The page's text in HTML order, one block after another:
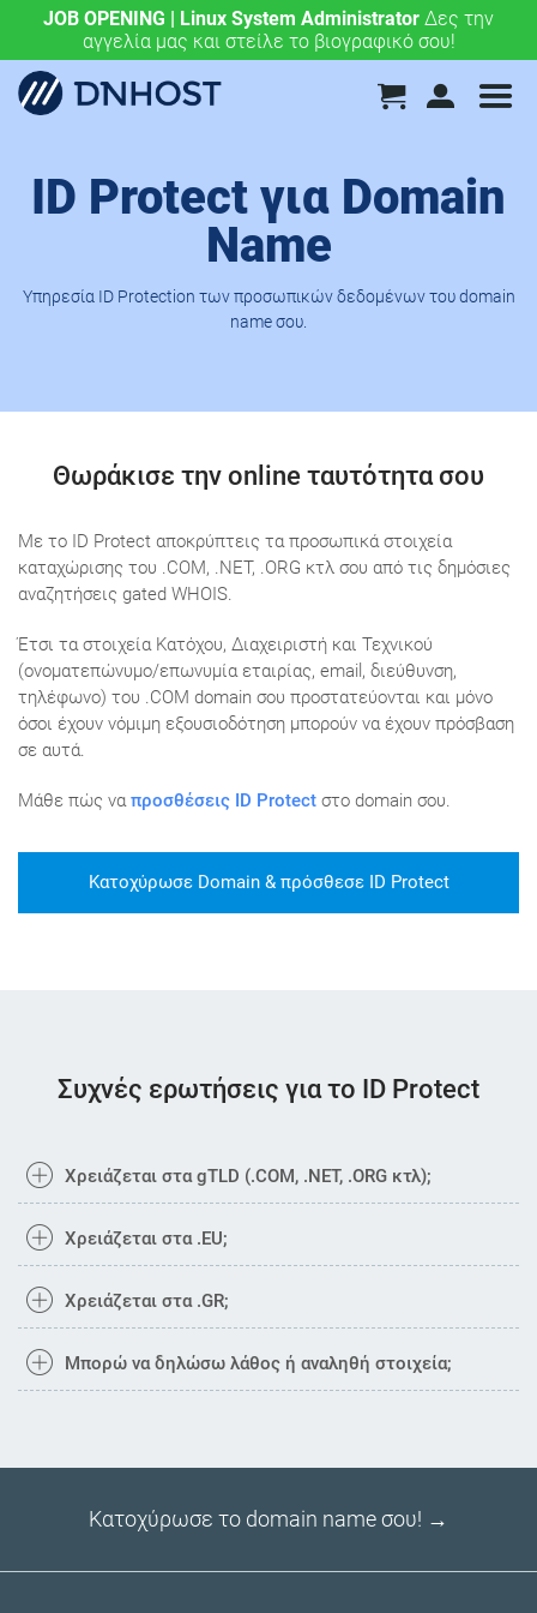
JOB OPENING | Linux System Administrator Δες την
αγγελία μας και στείλε το βιογραφικό σου!
.eu & .ευ domains μόνο 4,90 €/έτος.Χάραξε την
ευρωπαϊκή σου πορεία σήμερα!
ID Protect για Domain
Name
Υπηρεσία ID Protection των προσωπικών δεδομένων του domain
name σου.
Θωράκισε την online ταυτότητα σου
Με το ID Protect αποκρύπτεις τα προσωπικά στοιχεία
καταχώρισης του .COM, .NET, .ORG κτλ σου από τις δημόσιες
αναζητήσεις gated WHOIS.
Έτσι τα στοιχεία Κατόχου, Διαχειριστή και Τεχνικού
(ονοματεπώνυμο/επωνυμία εταιρίας, email, διεύθυνση,
τηλέφωνο) του .COM domain σου προστατεύονται και μόνο
όσοι έχουν νόμιμη εξουσιοδότηση μπορούν να έχουν πρόσβαση
σε αυτά.
Μάθε πώς ναπροσθέσεις ID Protect στο domain σου.
Κατοχύρωσε Domain & πρόσθεσε ID Protect
Συχνές ερωτήσεις για το ID Protect
Χρειάζεται στα gTLD (.COM, .NET, .ORG κτλ);
Χρειάζεται στα .EU;
Χρειάζεται στα .GR;
Μπορώ να δηλώσω λάθος ή αναληθή στοιχεία;
Κατοχύρωσε το domain name σου! →